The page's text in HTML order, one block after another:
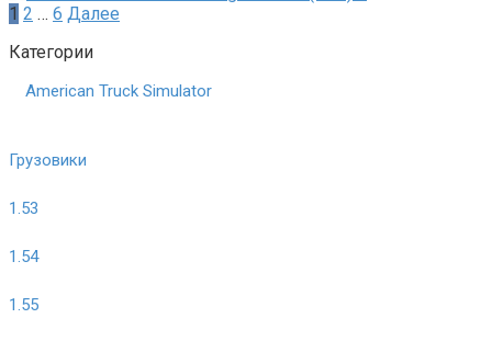
Пагинация
1 2 … 6 Далее
Категории
American Truck Simulator
Грузовики
1.53
1.54
1.55